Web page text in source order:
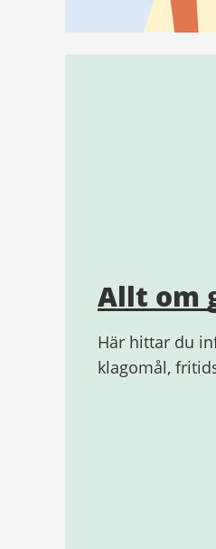
Allt om
Här hittar du
klagomål,